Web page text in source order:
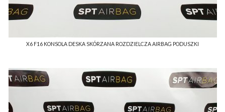
X6 F16 KONSOLA DESKA SKÓRZANA ROZDZIELCZA AIRBAG PODUSZKI